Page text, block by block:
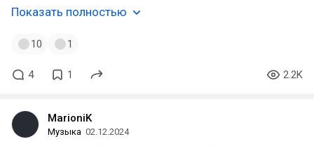
Показать полностью
10 1
4 1 2.2K
MarioniK
Музыка 02.12.2024